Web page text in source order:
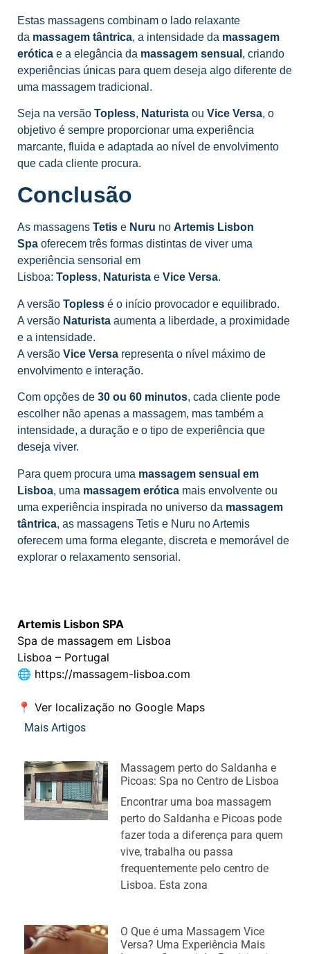
Estas massagens combinam o lado relaxante
da massagem tântrica, a intensidade da massagem
erótica e a elegância da massagem sensual , criando
experiências únicas para quem deseja algo diferente de
uma massagem tradicional.
Seja na versão Topless, Naturista ou Vice Versa, o
objetivo é sempre proporcionar uma experiência
marcante, fluida e adaptada ao nível de envolvimento
que cada cliente procura.
Conclusão
As massagens Tetis e Nuru no Artemis Lisbon
Spa oferecem três formas distintas de viver uma
experiência sensorial em
Lisboa: Topless, Naturista e Vice Versa.
A versão Topless é o início provocador e equilibrado.
A versão Naturista aumenta a liberdade, a proximidade
e a intensidade.
A versão Vice Versa representa o nível máximo de
envolvimento e interação.
Com opções de 30 ou 60 minutos, cada cliente pode
escolher não apenas a massagem, mas também a
intensidade, a duração e o tipo de experiência que
deseja viver.
Para quem procura uma massagem sensual em
Lisboa, uma massagem erótica mais envolvente ou
uma experiência inspirada no universo da massagem
tântrica, as massagens Tetis e Nuru no Artemis
oferecem uma forma elegante, discreta e memorável de
explorar o relaxamento sensorial.
Artemis Lisbon SPA
Spa de massagem em Lisboa
Lisboa – Portugal
🌐 https://massagem-lisboa.com
📍 Ver localização no Google Maps
Mais Artigos
Massagem perto do Saldanha e
Picoas: Spa no Centro de Lisboa
Encontrar uma boa massagem
perto do Saldanha e Picoas pode
fazer toda a diferença para quem
vive, trabalha ou passa
frequentemente pelo centro de
Lisboa. Esta zona
O Que é uma Massagem Vice
Versa? Uma Experiência Mais